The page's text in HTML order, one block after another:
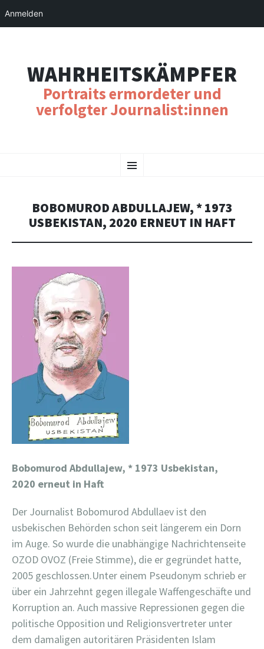
WAHRHEITSKÄMPFER
Portraits ermordeter und
verfolgter Journalist:innen
Menu
TO
BOBOMUROD ABDULLAJEW, * 1973
USBEKISTAN, 2020 ERNEUT IN HAFT
Bobomurod Abdullajew, * 1973 Usbekistan,
2020 erneut in Haft
Der Journalist Bobomurod Abdullaev ist den
usbekischen Behörden schon seit längerem ein Dorn
im Auge. So wurde die unabhängige Nachrichtenseite
OZOD OVOZ (Freie Stimme), die er gegründet hatte,
2005 geschlossen.Unter einem Pseudonym schrieb er
über ein Jahrzehnt gegen illegale Waffengeschäfte und
Korruption an. Auch massive Repressionen gegen die
politische Opposition und Religionsvertreter unter
dem damaligen autoritären Präsidenten Islam
Anmelden